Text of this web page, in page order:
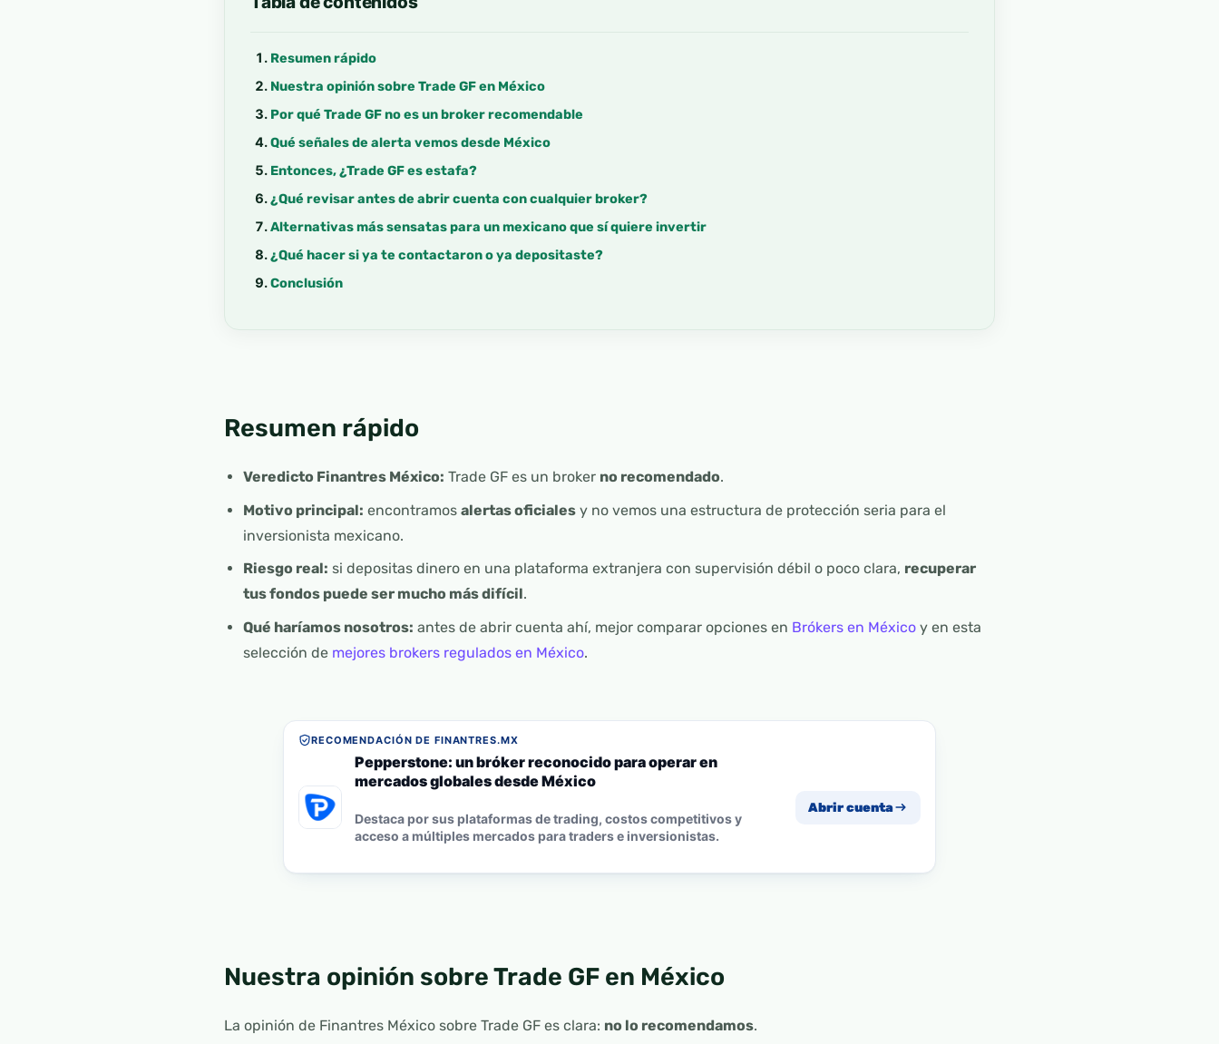
Resumen rápido
Nuestra opinión sobre Trade GF en México
Por qué Trade GF no es un broker recomendable
Qué señales de alerta vemos desde México
Entonces, ¿Trade GF es estafa?
¿Qué revisar antes de abrir cuenta con cualquier broker?
Alternativas más sensatas para un mexicano que sí quiere invertir
¿Qué hacer si ya te contactaron o ya depositaste?
Conclusión
Resumen rápido
Veredicto Finantres México: Trade GF es un broker no recomendado.
Motivo principal: encontramos alertas oficialesy no vemos una estructura de protección seria para el
inversionista mexicano.
Riesgo real: si depositas dinero en una plataforma extranjera con supervisión débil o poco clara, recuperar
tus fondos puede ser mucho más difícil.
Qué haríamos nosotros: antes de abrir cuenta ahí, mejor comparar opciones en Brókers en Méxicoy en esta
selección de mejores brokers regulados en México.
RECOMENDACIÓN DE FINANTRES.MX
Pepperstone: un bróker reconocido para operar en
mercados globales desde México
Destaca por sus plataformas de trading, costos competitivos y
acceso a múltiples mercados para traders e inversionistas.
Abrir cuenta
Nuestra opinión sobre Trade GF en México
La opinión de Finantres México sobre Trade GF es clara: no lo recomendamos.